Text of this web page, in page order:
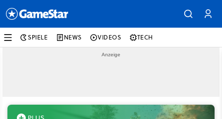
SPIELE NEWS VIDEOS TECH